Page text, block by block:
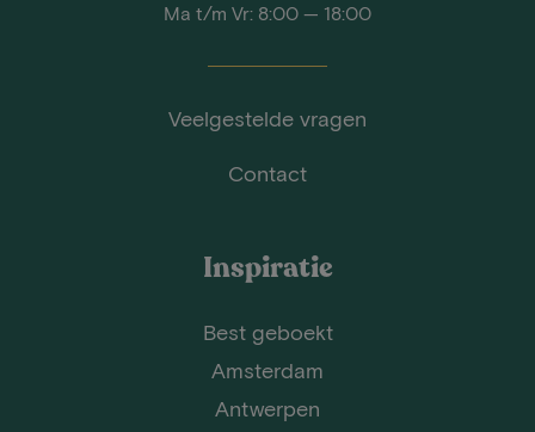
Ma t/m Vr: 8:00 — 18:00
Veelgestelde vragen
Contact
Inspiratie
Best geboekt
Amsterdam
Antwerpen